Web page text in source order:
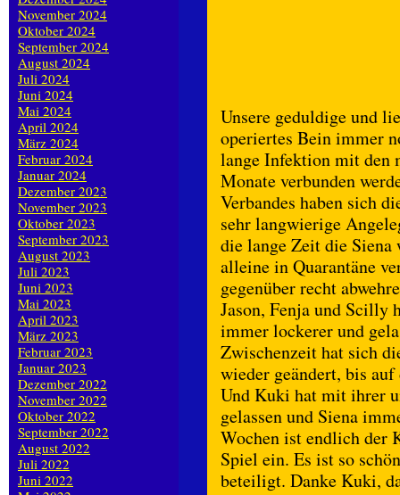
Unsere geduldige und
operiertes Bein immer
lange Infektion mit den
Monate verbunden
Verbandes haben sich
sehr langwierige
die lange Zeit die Siena
alleine in Quarantäne
gegenüber recht
Jason, Fenja und Scilly
immer lockerer und
Zwischenzeit hat sich
wieder geändert, bis
Und Kuki hat mit ihrer
gelassen und Siena
Wochen ist endlich der
Spiel ein. Es ist so
beteiligt. Danke Kuki,
November 2024
Oktober 2024
September 2024
August 2024
Juli 2024
Juni 2024
Mai 2024
April 2024
März 2024
Februar 2024
Januar 2024
Dezember 2023
November 2023
Oktober 2023
September 2023
August 2023
Juli 2023
Juni 2023
Mai 2023
April 2023
März 2023
Februar 2023
Januar 2023
Dezember 2022
November 2022
Oktober 2022
September 2022
August 2022
Juli 2022
Juni 2022